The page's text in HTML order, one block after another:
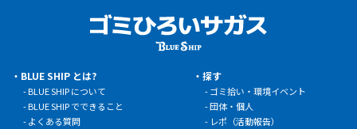
BLUE SHIP とは?
BLUE SHIP について
BLUE SHIP でできること
よくある質問
探す
ゴミ拾い・環境イベント
団体・個人
レポ（活動報告）